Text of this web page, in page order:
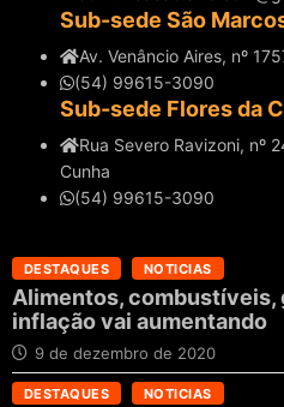
Sub-sede São
Av. Venâncio Aires, nº
(54) 99615-3090
Sub-sede Flores da
Rua Severo Ravizoni, nº
Cunha
(54) 99615-3090
DESTAQUES NOTICIAS
Alimentos, combustíveis,
inflação vai aumentando
9 de dezembro de 2020
DESTAQUES NOTICIAS